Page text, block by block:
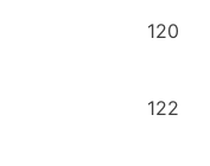
120
122